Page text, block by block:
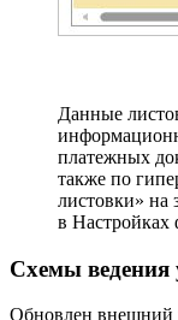
Данные
платежных
также по
листовки» на
в Настройках
Схемы ведения
Обновлен внешний